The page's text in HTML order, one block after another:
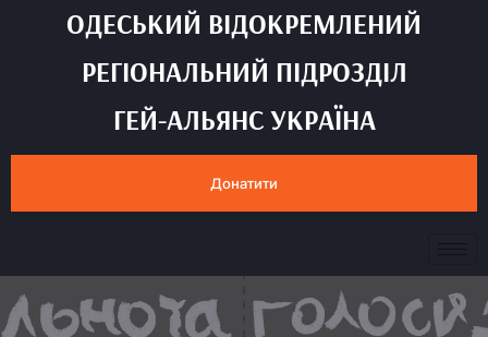
ОДЕСЬКИЙ ВІДОКРЕМЛЕНИЙ
РЕГІОНАЛЬНИЙ ПІДРОЗДІЛ
ГЕЙ-АЛЬЯНС УКРАЇНА
Донатити